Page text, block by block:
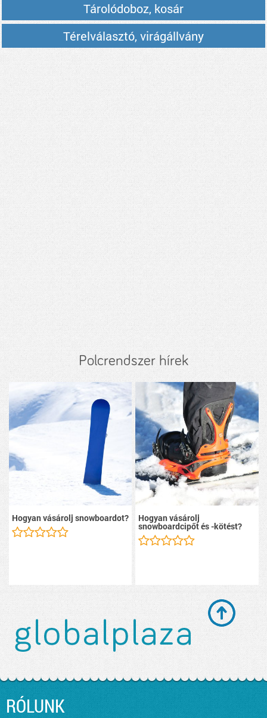
Tárolódoboz, kosár
Térelválasztó, virágállvány
Polcrendszer hírek
Hogyan vásárolj snowboardot? Hogyan vásárolj
snowboardcipőt és -kötést?
RÓLUNK